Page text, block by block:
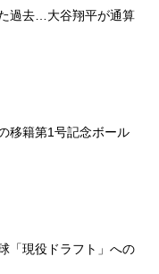
過去…大谷翔平が通算
移籍第1号記念ボール
「現役ドラフト」への